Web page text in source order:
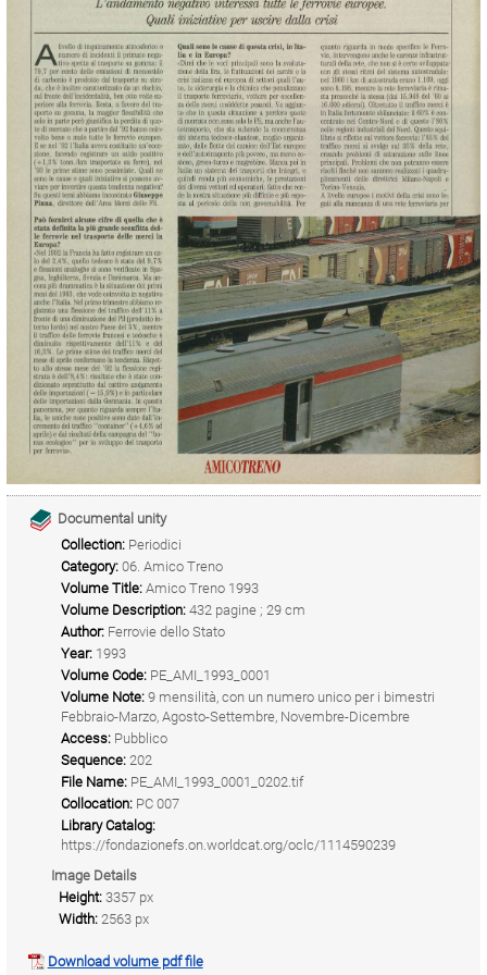
Documental unity
Collection: Periodici
Category: 06. Amico Treno
Volume Title: Amico Treno 1993
Volume Description: 432 pagine ; 29 cm
Author: Ferrovie dello Stato
Year: 1993
Volume Code: PE_AMI_1993_0001
Volume Note: 9 mensilità, con un numero unico per i bimestri
Febbraio-Marzo, Agosto-Settembre, Novembre-Dicembre
Access: Pubblico
Sequence: 202
File Name: PE_AMI_1993_0001_0202.tif
Collocation: PC 007
Library Catalog:
https://fondazionefs.on.worldcat.org/oclc/1114590239
Image Details
Height: 3357 px
Width: 2563 px
Download volume pdf file